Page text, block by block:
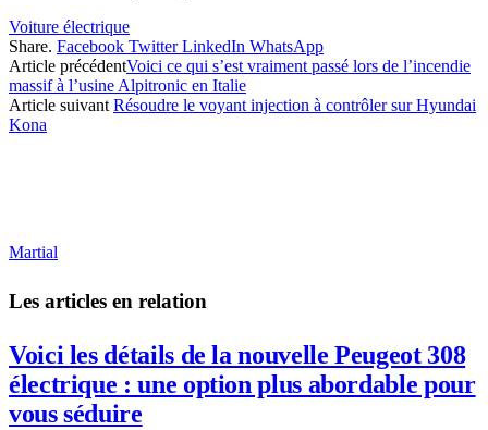
Voiture électrique
Share. Facebook Twitter LinkedIn WhatsApp
Article précédentVoici ce qui s’est vraiment passé lors de l’incendie
massif à l’usine Alpitronic en Italie
Article suivant Résoudre le voyant injection à contrôler sur Hyundai
Kona
Martial
Les articles en relation
Voici les détails de la nouvelle Peugeot 308
électrique : une option plus abordable pour
vous séduire